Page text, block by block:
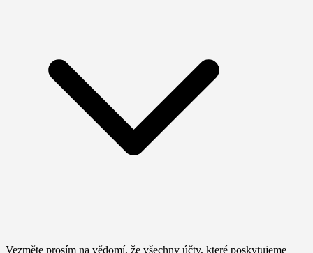
Vezměte prosím na vědomí, že všechny účty, které poskytujeme